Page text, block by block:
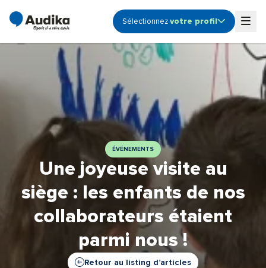
Sélectionnezvotre profil
Ouvrir le sous-menu profile
Audioprothésiste
Coordinateur de centre
Propriétaire de centre
ÉVÉNEMENTS
Une joyeuse visite au
siège : les enfants de nos
collaborateurs étaient
parmi nous !
Retour au listing d’articles